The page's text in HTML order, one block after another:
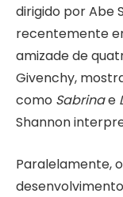
dirigido por Abe
recentemente
amizade de
Givenchy,
como Sabrinae
Shannon
Paralelamente,